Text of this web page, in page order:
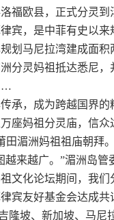
福欧县，正式分灵到
宾，是中菲有史以来
划马尼拉湾建成面积
分灵妈祖抵达悉尼，
承，成为跨越国界的
座妈祖分灵庙，信众
田湄洲妈祖祖庙朝拜。
来越广。 ”湄洲岛管
文化论坛期间，我们
宾友好基金会达成共
隆坡、新加坡、马尼